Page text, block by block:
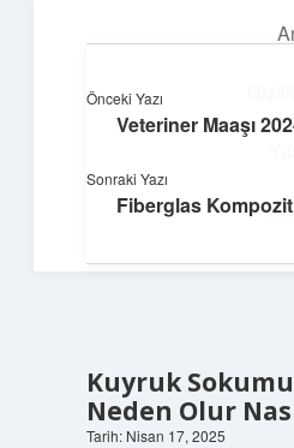
Deniz
Dalgalardan ilham
Kuyruk Sokumu
Neden Olur
Tarih: Nisan 17, 2025
Önceki Yazı
Veteriner Maaşı
Sonraki Yazı
Fiberglas